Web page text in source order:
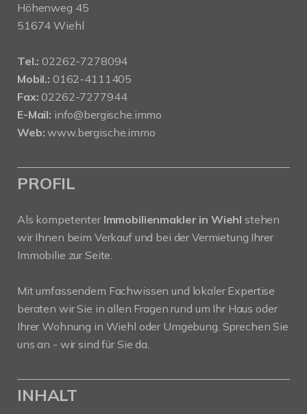
Höhenweg 45
51674 Wiehl
Tel.: 02262-7278094
Mobil.: 0162-4111405
Fax: 02262-7277944
E-Mail: info@bergische.immo
Web: www.bergische.immo
PROFIL
Als kompetenter Immobilienmakler in Wiehl stehen
wir Ihnen beim Verkauf und bei der Vermietung Ihrer
Immobilie zur Seite.
Mit umfassendem Fachwissen und lokaler Expertise
beraten wir Sie in allen Fragen rund um Ihr Haus oder
Ihrer Wohnung in Wiehl oder Umgebung. Sprechen Sie
uns an - wir sind für Sie da.
INHALT